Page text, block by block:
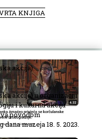
KNJIGA
akcija)
akcija) u organizaciji
i kulturnu akciju
povodom
muzeja 18. 5. 2023.